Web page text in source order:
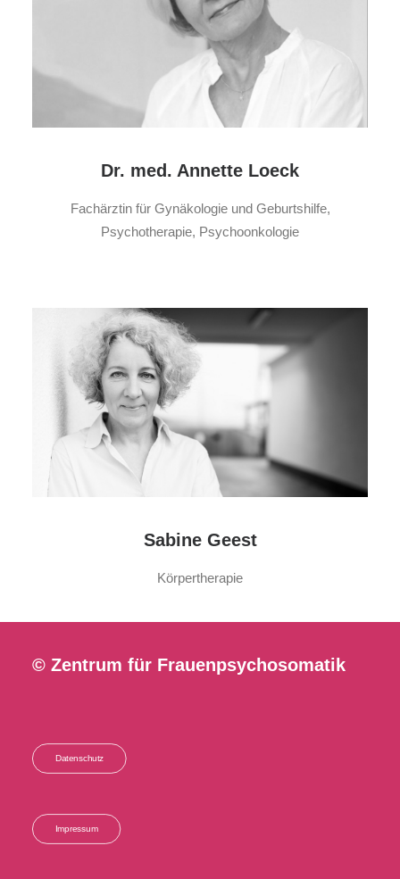
Dr. med. Annette Loeck
Fachärztin für Gynäkologie und Geburtshilfe,
Psychotherapie, Psychoonkologie
Sabine Geest
Körpertherapie
© Zentrum für Frauenpsychosomatik
Datenschutz
Impressum